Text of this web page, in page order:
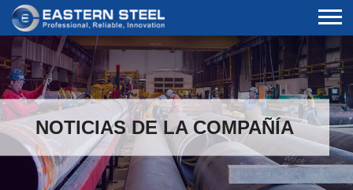
NOTICIAS DE LA COMPAÑÍA